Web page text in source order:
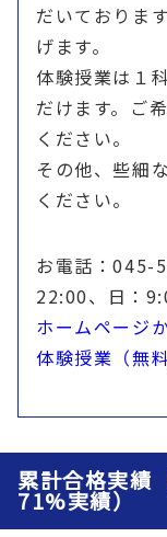
だいておりま
げます。
体験授業は１
だけます。ご
ください。
その他、些細
ください。
お電話：045-
22:00、日：
ホームページ
体験授業（無
累計合格実績
71%実績）